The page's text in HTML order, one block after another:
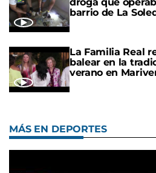
droga que
barrio de La
La Familia Real
balear en la
verano en
MÁS EN DEPORTES